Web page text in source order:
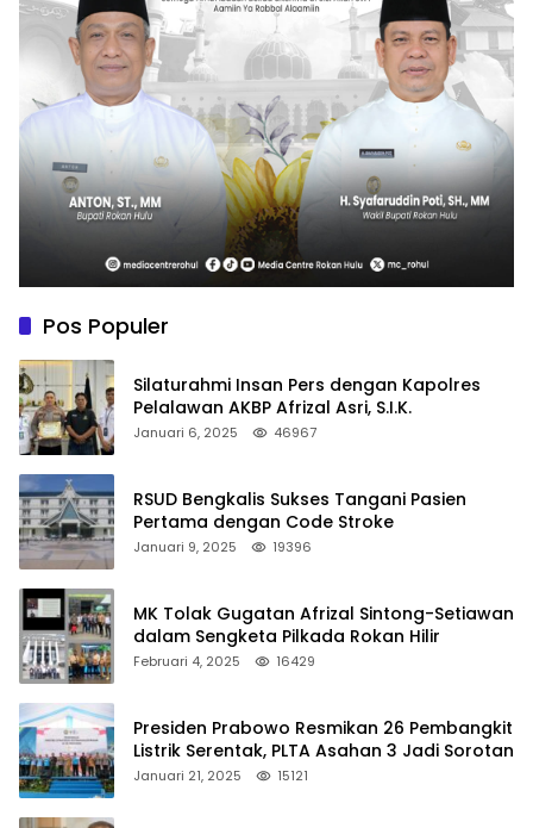
Pos Populer
Silaturahmi Insan Pers dengan Kapolres
Pelalawan AKBP Afrizal Asri, S.I.K.
Januari 6, 2025 46967
RSUD Bengkalis Sukses Tangani Pasien
Pertama dengan Code Stroke
Januari 9, 2025 19396
MK Tolak Gugatan Afrizal Sintong-Setiawan
dalam Sengketa Pilkada Rokan Hilir
Februari 4, 2025 16429
Presiden Prabowo Resmikan 26 Pembangkit
Listrik Serentak, PLTA Asahan 3 Jadi Sorotan
Januari 21, 2025 15121